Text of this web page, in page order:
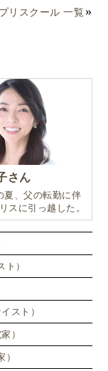
プリスクール 一覧
さん
夏、父の転勤に伴
スに引っ越した。
）
スト）
）